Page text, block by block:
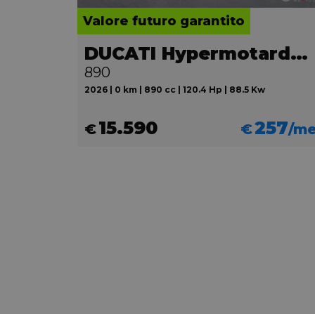
Valore futuro garantito
DUCATI Hypermotard V2
890
2026 | 0 km | 890 cc | 120.4 Hp | 88.5 Kw
€15.590 €257/